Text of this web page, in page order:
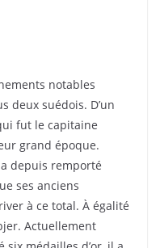
notables
deux suédois. D’un
fut le capitaine
grand époque.
depuis remporté
ses anciens
à ce total. À égalité
Actuellement